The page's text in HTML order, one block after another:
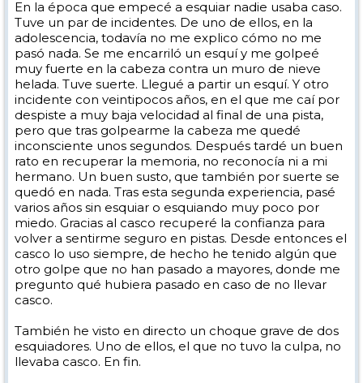
En la época que empecé a esquiar nadie usaba caso.
Tuve un par de incidentes. De uno de ellos, en la
adolescencia, todavía no me explico cómo no me
pasó nada. Se me encarriló un esquí y me golpeé
muy fuerte en la cabeza contra un muro de nieve
helada. Tuve suerte. Llegué a partir un esquí. Y otro
incidente con veintipocos años, en el que me caí por
despiste a muy baja velocidad al final de una pista,
pero que tras golpearme la cabeza me quedé
inconsciente unos segundos. Después tardé un buen
rato en recuperar la memoria, no reconocía ni a mi
hermano. Un buen susto, que también por suerte se
quedó en nada. Tras esta segunda experiencia, pasé
varios años sin esquiar o esquiando muy poco por
miedo. Gracias al casco recuperé la confianza para
volver a sentirme seguro en pistas. Desde entonces el
casco lo uso siempre, de hecho he tenido algún que
otro golpe que no han pasado a mayores, donde me
pregunto qué hubiera pasado en caso de no llevar
casco.
También he visto en directo un choque grave de dos
esquiadores. Uno de ellos, el que no tuvo la culpa, no
llevaba casco. En fin.